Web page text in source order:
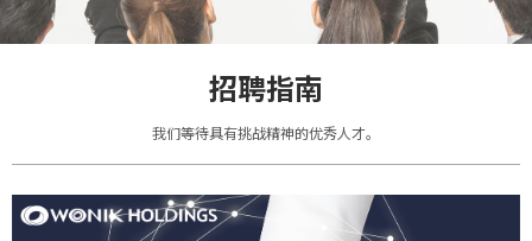
招聘指南
我们等待具有挑战精神的优秀人才。